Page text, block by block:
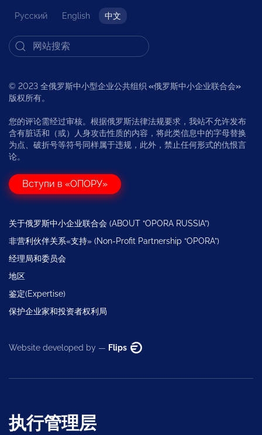
Русский English 中文
© 2023 全俄罗斯中小型企业公共组织 «俄罗斯中小企业联合会»
版权所有。
您的评论需经过审核。根据俄罗斯法律法规要求，我站不允许发布
含有脏话和（或）人身攻击性质的内容，将此类信息中的字母替换
为点、破折号等符号同样属于违规，此外，禁止任何形式的仇恨言
论。
Вступи в «ОПОРУ»
关于俄罗斯中小企业联合会 (ABOUT “OPORA RUSSIA”)
非营利伙伴关系«支持» (Non-Profit Partnership “OPORA”)
经理局和委员会
地区
鉴定(Expertise)
保护企业家和投资者权利局
Website developed by — Flips
执行管理层